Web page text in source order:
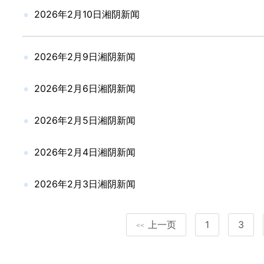
2026年2月10日湘阴新闻
2026年2月9日湘阴新闻
2026年2月6日湘阴新闻
2026年2月5日湘阴新闻
2026年2月4日湘阴新闻
2026年2月3日湘阴新闻
<< 上一页 1 3